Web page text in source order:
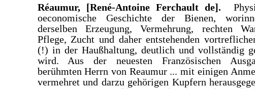
Réaumur, [René-Antoine Ferchault de].
oeconomische Geschichte der Bienen,
derselben Erzeugung, Vermehrung, rechten
Pflege, Zucht und daher entstehenden
(!) in der Haußhaltung, deutlich und vollständig
wird. Aus der neuesten Französischen
berühmten Herrn von Reaumur ... mit einigen
vermehret und darzu gehörigen Kupfern